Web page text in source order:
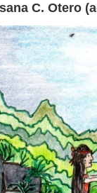
C. Otero